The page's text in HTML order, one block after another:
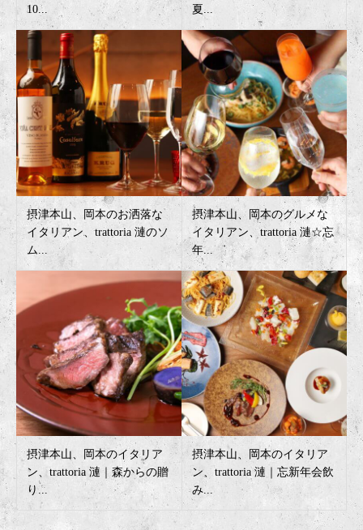
10... 夏...
摂津本山、岡本のお洒落な
イタリアン、trattoria 漣のソ
ム...
摂津本山、岡本のグルメな
イタリアン、trattoria 漣☆忘
年...
摂津本山、岡本のイタリア
ン、trattoria 漣｜森からの贈
り...
摂津本山、岡本のイタリア
ン、trattoria 漣｜忘新年会飲
み...